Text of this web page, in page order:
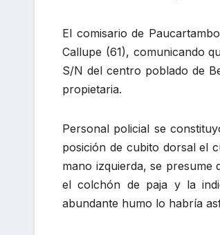
El comisario de
Callupe (61), comunicando
S/N del centro poblado de
propietaria.
Personal policial se
posición de cubito dorsal el
mano izquierda, se
el colchón de paja y la
abundante humo lo habría